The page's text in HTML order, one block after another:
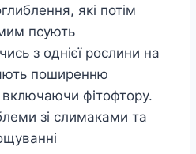
які потім
псують
з однієї рослини на
поширенню
включаючи фітофтору.
зі слимаками та